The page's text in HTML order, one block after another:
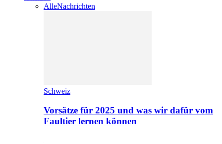
AlleNachrichten
Schweiz
Vorsätze für 2025 und was wir dafür vom
Faultier lernen können